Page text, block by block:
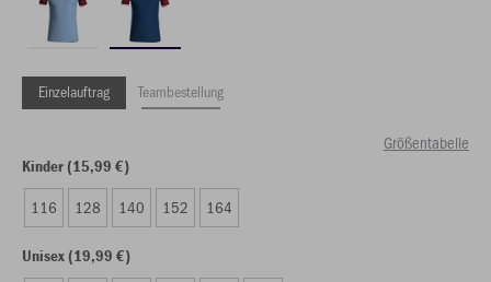
Einzelauftrag Teambestellung
Größentabelle
Kinder (15,99 €)
116 128 140 152 164
Unisex (19,99 €)